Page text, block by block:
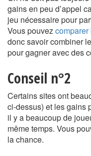
gains en peu d’appel
jeu nécessaire pour
Vous pouvez
donc savoir combiner
pour gagner avec des
Conseil n°2
Certains sites ont
ci-dessus) et les gains
il y a beaucoup de
même temps. Vous
la chance.